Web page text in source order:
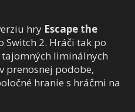
hry Escape the
Switch 2. Hráči tak po
liminálnych
prenosnej podobe,
hranie s hráčmi na